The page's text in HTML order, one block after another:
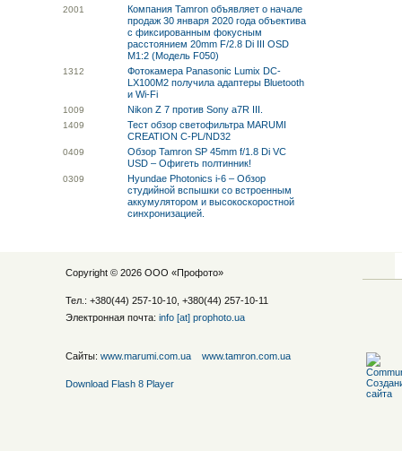
2001
Компания Tamron объявляет о начале
продаж 30 января 2020 года объектива
с фиксированным фокусным
расстоянием 20mm F/2.8 Di III OSD
M1:2 (Модель F050)
1312
Фотокамера Panasonic Lumix DC-
LX100M2 получила адаптеры Bluetooth
и Wi-Fi
1009 Nikon Z 7 против Sony a7R III.
1409
Тест обзор светофильтра MARUMI
CREATION C-PL/ND32
0409
Обзор Tamron SP 45mm f/1.8 Di VC
USD – Офигеть полтинник!
0309
Hyundae Photonics i-6 – Обзор
студийной вспышки со встроенным
аккумулятором и высокоскоростной
синхронизацией.
Copyright © 2026 ООО «Профото»
Тел.: +380(44) 257-10-10, +380(44) 257-10-11
Электронная почта: info [at] prophoto.ua
Сайты: www.marumi.com.ua www.tamron.com.ua
Download Flash 8 Player